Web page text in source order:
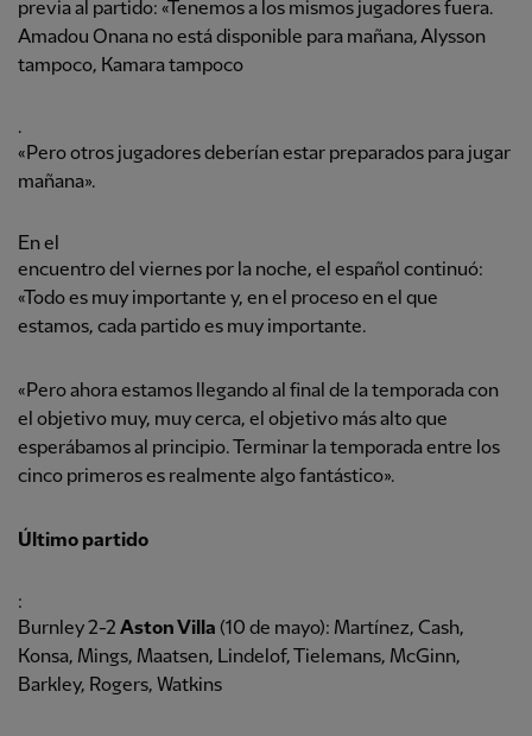
previa al partido: «Tenemos a los mismos jugadores fuera.
Amadou Onana no está disponible para mañana, Alysson
tampoco, Kamara tampoco
.
«Pero otros jugadores deberían estar preparados para jugar
mañana».
En el
encuentro del viernes por la noche, el español continuó:
«Todo es muy importante y, en el proceso en el que
estamos, cada partido es muy importante.
«Pero ahora estamos llegando al final de la temporada con
el objetivo muy, muy cerca, el objetivo más alto que
esperábamos al principio. Terminar la temporada entre los
cinco primeros es realmente algo fantástico».
Último partido
:
Burnley 2-2 Aston Villa (10 de mayo): Martínez, Cash,
Konsa, Mings, Maatsen, Lindelof, Tielemans, McGinn,
Barkley, Rogers, Watkins